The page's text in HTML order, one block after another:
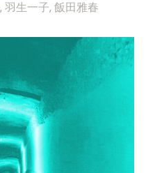
, 羽生一子, 飯田雅春